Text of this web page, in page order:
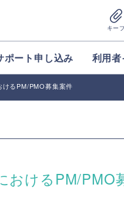
キー
ポート申し込み 利用
けるPM/PMO募集案件
おけるPM/PMO